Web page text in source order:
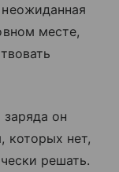
месте,
он
которых нет,
решать.